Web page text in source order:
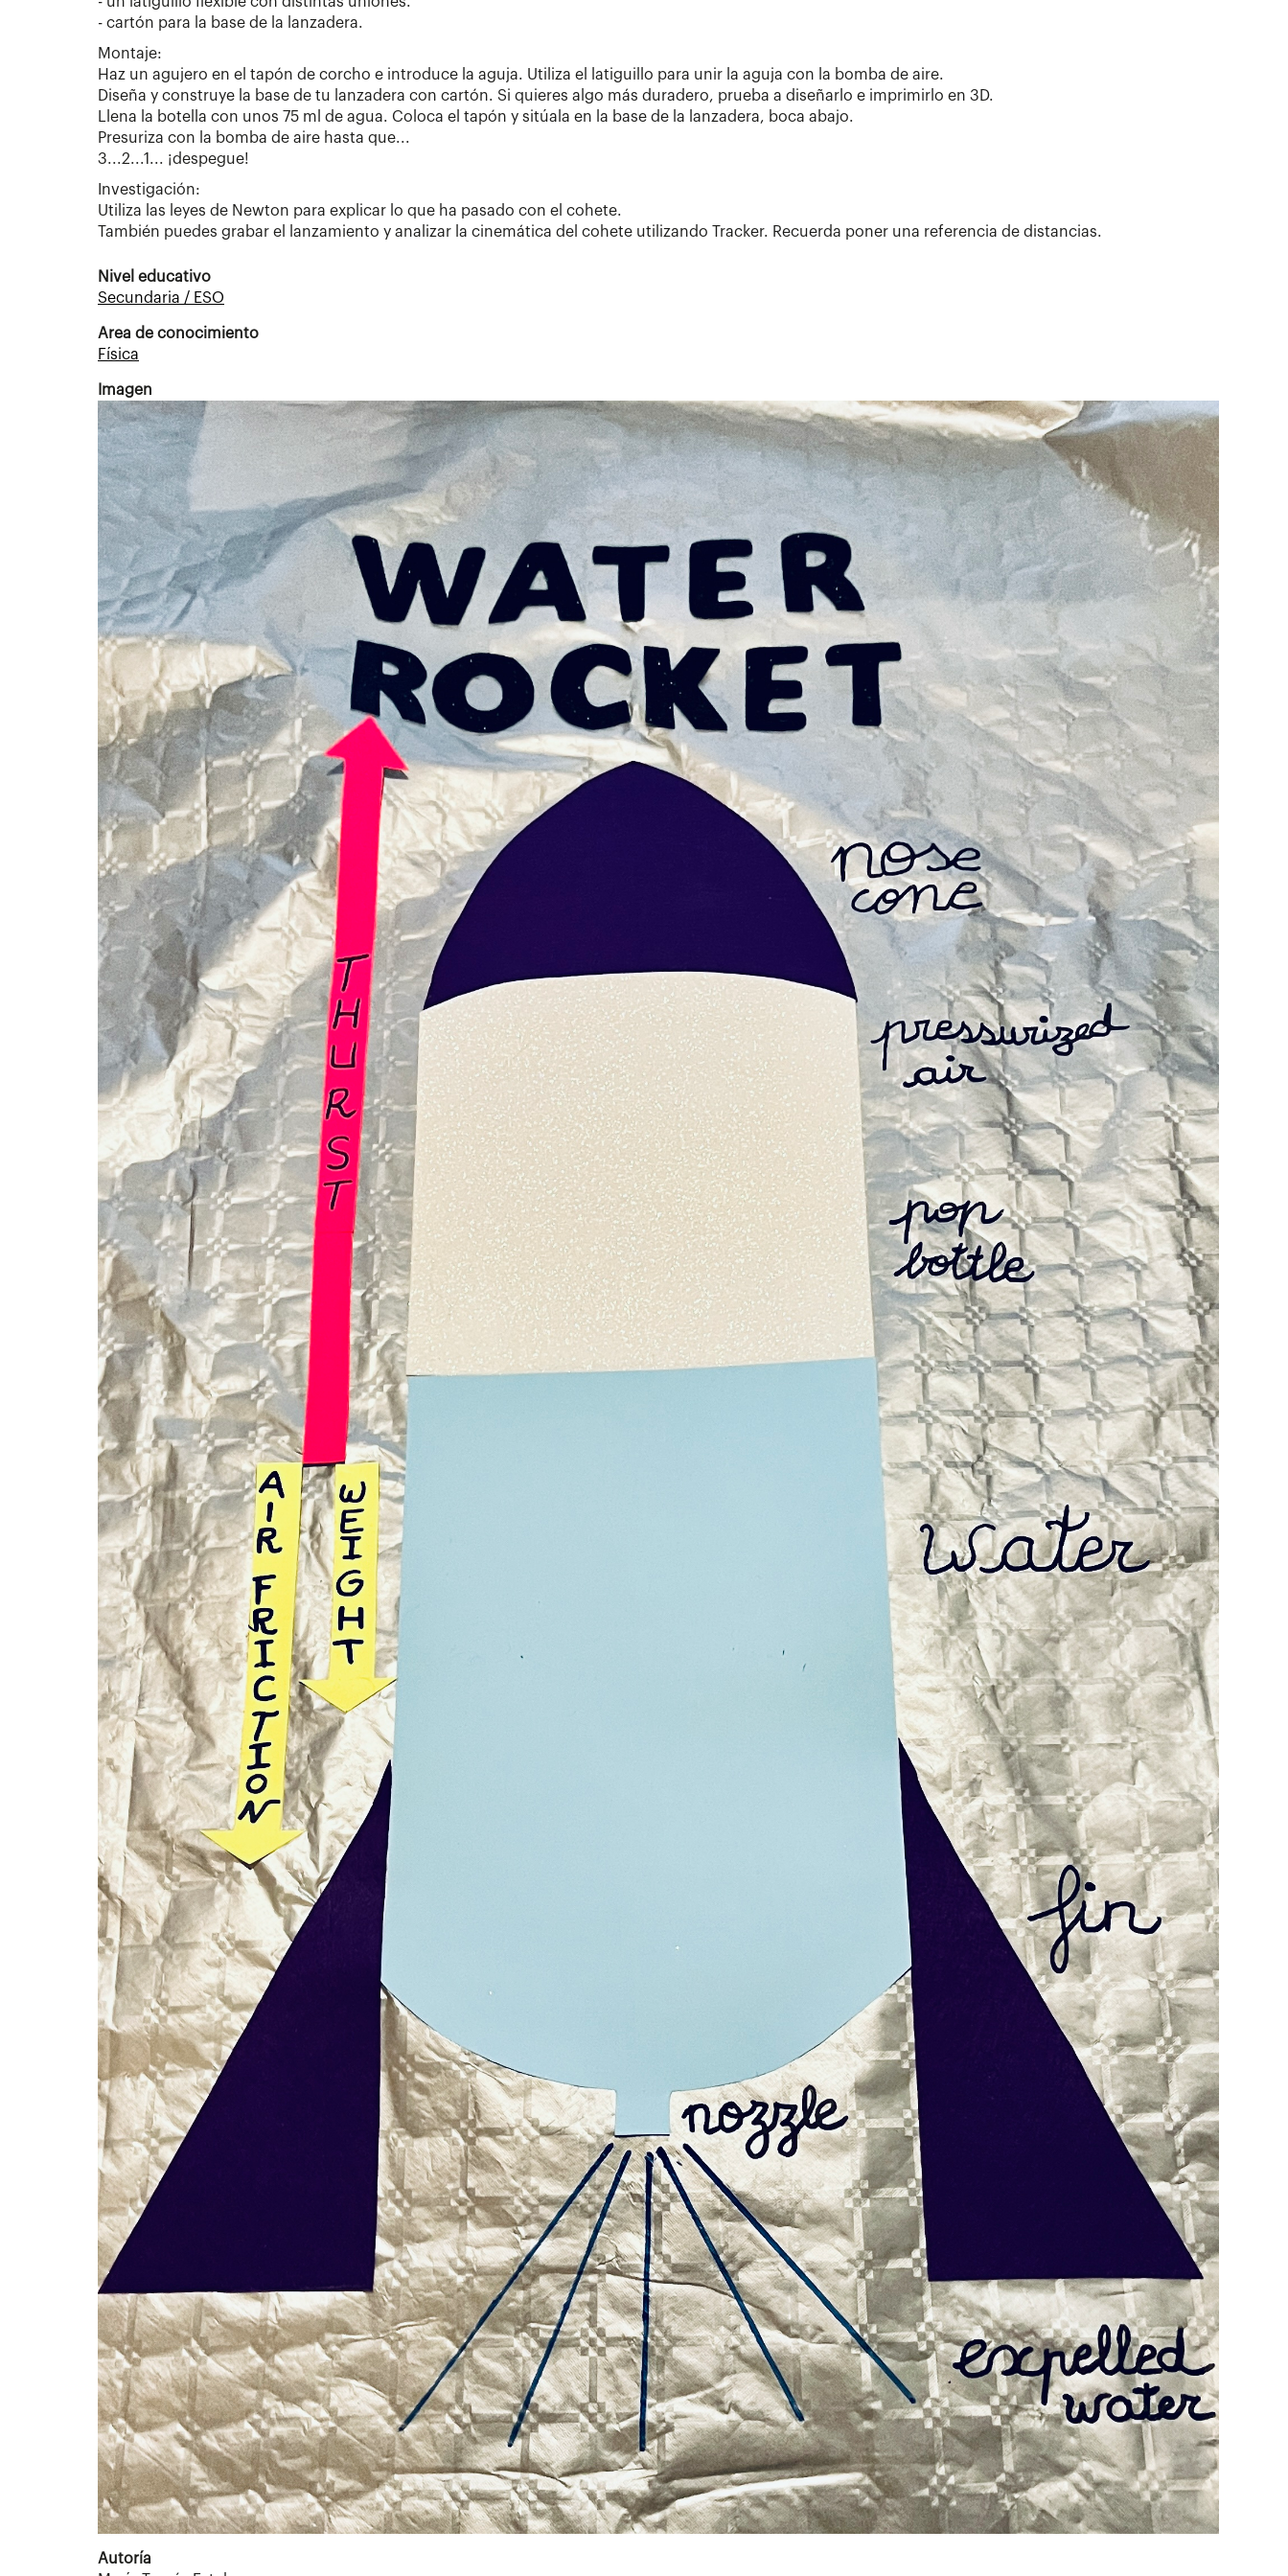
- cartón para la base de la lanzadera.
Montaje:
Haz un agujero en el tapón de corcho e introduce la aguja. Utiliza el latiguillo para unir la aguja con la bomba de aire.
Diseña y construye la base de tu lanzadera con cartón. Si quieres algo más duradero, prueba a diseñarlo e imprimirlo en 3D.
Llena la botella con unos 75 ml de agua. Coloca el tapón y sitúala en la base de la lanzadera, boca abajo.
Presuriza con la bomba de aire hasta que...
3...2...1... ¡despegue!
Investigación:
Utiliza las leyes de Newton para explicar lo que ha pasado con el cohete.
También puedes grabar el lanzamiento y analizar la cinemática del cohete utilizando Tracker. Recuerda poner una referencia de distancias.
Nivel educativo
Secundaria / ESO
Area de conocimiento
Física
Imagen
Autoría